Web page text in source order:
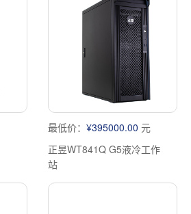
最低价： ¥395000.00 元
正昱WT841Q G5液冷工作
站